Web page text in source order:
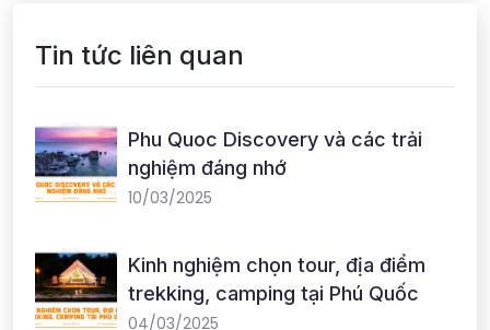
Tin tức liên quan
Phu Quoc Discovery và các trải
nghiệm đáng nhớ
10/03/2025
Kinh nghiệm chọn tour, địa điểm
trekking, camping tại Phú Quốc
04/03/2025